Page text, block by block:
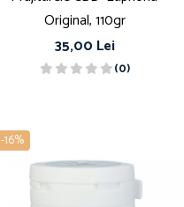
Original, 110gr
35,00 Lei
(0)
-16%